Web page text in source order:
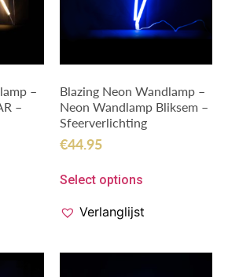
–
–
Blazing Neon Wandlamp –
Neon Wandlamp Bliksem –
Sfeerverlichting
€44.95
Select options
Verlanglijst